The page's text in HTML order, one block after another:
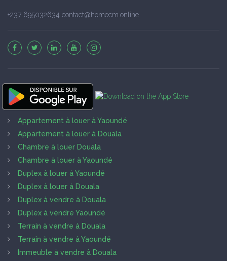
+237 695032634 contact@homecm.online
Appartement à louer à Yaoundé
Appartement à louer à Douala
Chambre à louer Douala
Chambre à louer à Yaoundé
Duplex à louer à Yaoundé
Duplex à louer à Douala
Duplex à vendre à Douala
Duplex à vendre Yaoundé
Terrain à vendre à Douala
Terrain à vendre à Yaoundé
Immeuble à vendre à Douala